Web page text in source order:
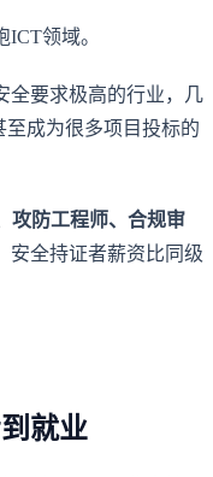
领域。
全要求极高的行业，几
至成为很多项目投标的
攻防工程师、合规审
全持证者薪资比同级
就业